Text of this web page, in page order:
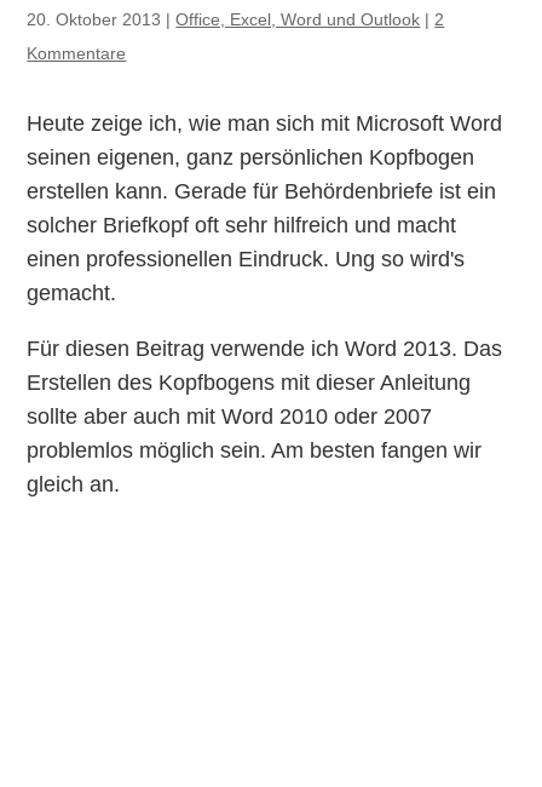
20. Oktober 2013 |Office, Excel, Word und Outlook | 2
Kommentare
Heute zeige ich, wie man sich mit Microsoft Word
seinen eigenen, ganz persönlichen Kopfbogen
erstellen kann. Gerade für Behördenbriefe ist ein
solcher Briefkopf oft sehr hilfreich und macht
einen professionellen Eindruck. Ung so wird's
gemacht.
Für diesen Beitrag verwende ich Word 2013. Das
Erstellen des Kopfbogens mit dieser Anleitung
sollte aber auch mit Word 2010 oder 2007
problemlos möglich sein. Am besten fangen wir
gleich an.